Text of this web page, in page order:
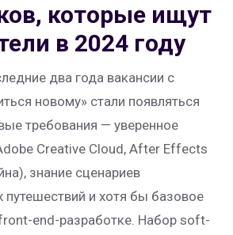
которые ищут
в 2024 году
два года вакансии с
новому» стали появляться
требования — уверенное
Creative Cloud, After Effects
знание сценариев
путешествий и хотя бы базовое
end-разработке. Набор soft-